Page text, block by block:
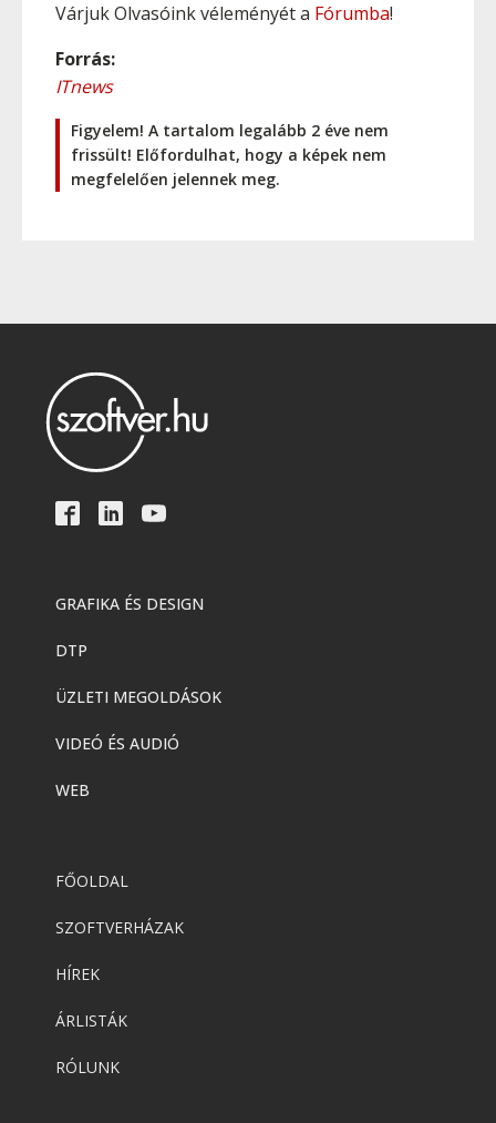
Várjuk Olvasóink véleményét a Fórumba!
Forrás:
ITnews
Figyelem! A tartalom legalább 2 éve nem
frissült! Előfordulhat, hogy a képek nem
megfelelően jelennek meg.
GRAFIKA ÉS DESIGN
DTP
ÜZLETI MEGOLDÁSOK
VIDEÓ ÉS AUDIÓ
WEB
FŐOLDAL
SZOFTVERHÁZAK
HÍREK
ÁRLISTÁK
RÓLUNK